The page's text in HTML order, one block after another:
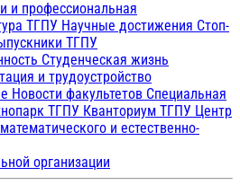
и профессиональная
ТГПУ Научные достижения Стоп-
ТГПУ
Студенческая жизнь
и трудоустройство
Новости факультетов Специальная
ТГПУ Кванториум ТГПУ Центр
и естественно-
организации